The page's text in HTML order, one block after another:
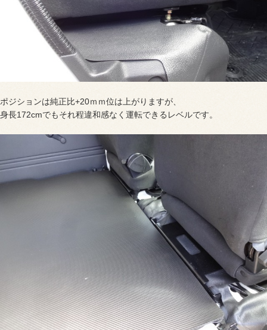
ポジションは純正比+20ｍｍ位は上がりますが、
身長172cmでもそれ程違和感なく運転できるレベルです。